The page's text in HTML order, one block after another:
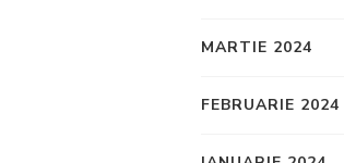
MARTIE 2024
FEBRUARIE 2024